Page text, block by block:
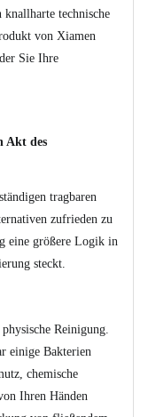
knallharte technische
von Xiamen
Sie Ihre
Akt des
tragbaren
zufrieden zu
eine größere Logik in
steckt.
Reinigung.
einige Bakterien
chemische
Ihren Händen